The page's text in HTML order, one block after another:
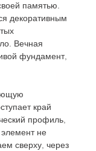
памятью.
декоративным
Вечная
фундамент,
край
профиль,
не
сверху, через